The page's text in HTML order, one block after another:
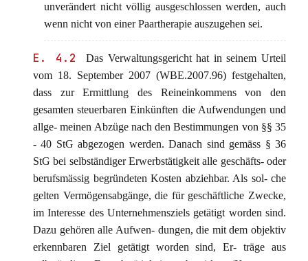
unverändert nicht völlig ausgeschlossen werden, auch
wenn nicht von einer Paartherapie auszugehen sei.
E. 4.2
Das Verwaltungsgericht hat in seinem Urteil
vom 18. September 2007 (WBE.2007.96) festgehalten,
dass zur Ermittlung des Reineinkommens von den
gesamten steuerbaren Einkünften die Aufwendungen und
allge- meinen Abzüge nach den Bestimmungen von §§ 35
- 40 StG abgezogen werden. Danach sind gemäss § 36
StG bei selbständiger Erwerbstätigkeit alle geschäfts- oder
berufsmässig begründeten Kosten abziehbar. Als sol- che
gelten Vermögensabgänge, die für geschäftliche Zwecke,
im Interesse des Unternehmensziels getätigt worden sind.
Dazu gehören alle Aufwen- dungen, die mit dem objektiv
erkennbaren Ziel getätigt worden sind, Er- träge aus